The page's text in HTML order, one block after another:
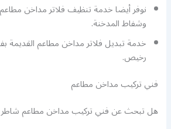
نوفر أيضا خدمة تنظيف فلاتر مداخن
وشفاط المدخنة.
خدمة تبديل فلاتر مداخن مطاعم القديمة
رخيص.
فني تركيب مداخن مطاعم
هل تبحث عن فني تركيب مداخن مطاعم